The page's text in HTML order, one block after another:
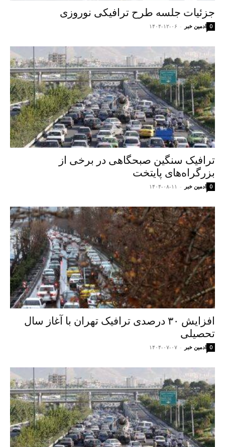
جزئیات جلسه طرح ترافیکی نوروزی
ادمین خبر - ۱۴۰۴-۱۲-۰۶ 0
ترافیک سنگین صبحگاهی در برخی از
بزرگراه‌های پایتخت
ادمین خبر - ۱۴۰۴-۰۸-۱۱ 0
افزایش ۳۰ درصدی ترافیک تهران با آغاز سال
تحصیلی
ادمین خبر - ۱۴۰۴-۰۷-۰۷ 0